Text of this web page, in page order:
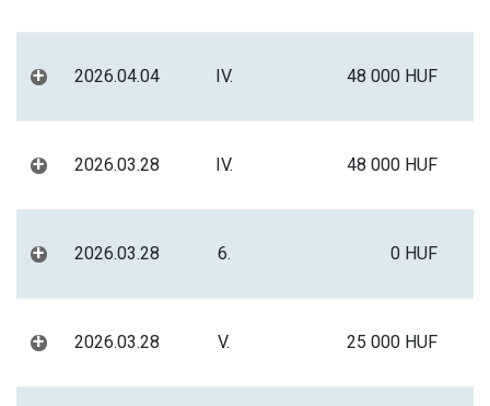
+ 2026.04.04 IV. 48 000 HUF
+ 2026.03.28 IV. 48 000 HUF
+ 2026.03.28 6. 0 HUF
+ 2026.03.28 V. 25 000 HUF